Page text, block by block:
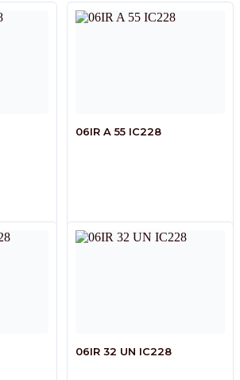
06IR A 55 IC228
06IR 32 UN IC228